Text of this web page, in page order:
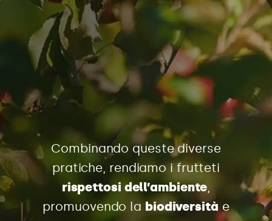
Combinando queste diverse
pratiche, rendiamo i frutteti
rispettosi dell’ambiente,
promuovendo la biodiversitàe